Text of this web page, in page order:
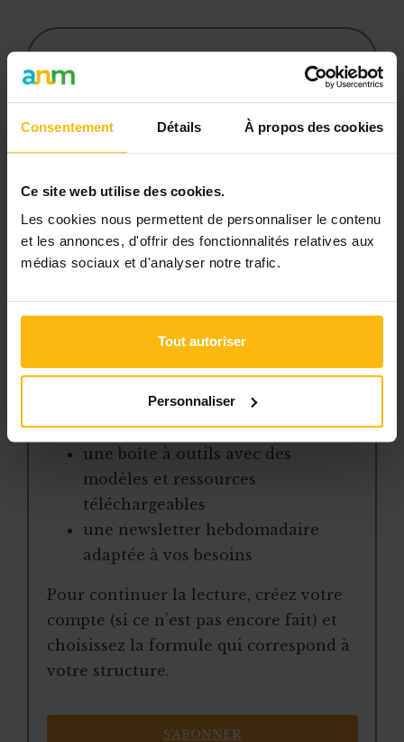
Consentement Détails À propos des cookies
Ce site web utilise des cookies.
Les cookies nous permettent de personnaliser le contenu
et les annonces, d'offrir des fonctionnalités relatives aux
médias sociaux et d'analyser notre trafic.
Tout autoriser
Personnaliser
Cet article est réservé aux
L’abonnement MonASBL vous donne
pour gérer efficacement votre ASBL.
Avec votre abonnement, vous
bénéficiez de :
l’accès libre à l’ensemble des
pratiques régulièrement mis à jour
la veille sur les lois, règles et
jurisprudence
une boîte à outils avec des
modèles et ressources
téléchargeables
une newsletter hebdomadaire
adaptée à vos besoins
Pour continuer la lecture, créez votre
compte (si ce n’est pas encore fait) et
choisissez la formule qui correspond à
votre structure.
S’ABONNER